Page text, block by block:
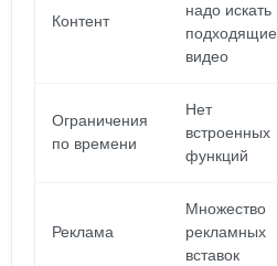
Контент
надо искать
подходящие
видео
Ограничения
по времени
Нет
встроенных
функций
Реклама
Множество
рекламных
вставок